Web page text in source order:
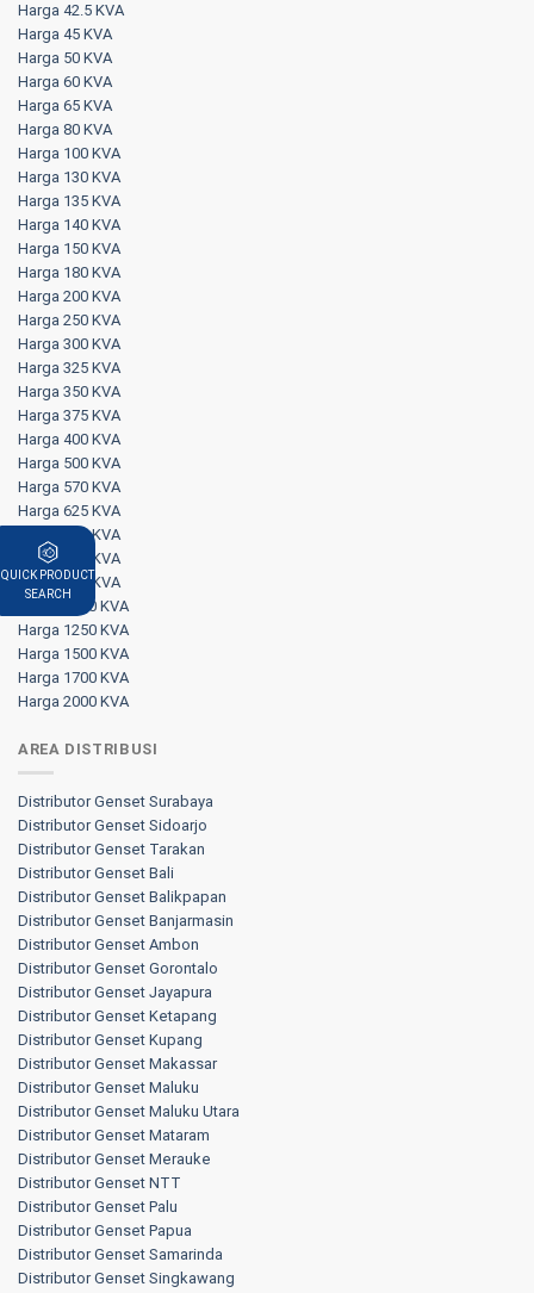
Harga 42.5 KVA
Harga 45 KVA
Harga 50 KVA
Harga 60 KVA
Harga 65 KVA
Harga 80 KVA
Harga 100 KVA
Harga 130 KVA
Harga 135 KVA
Harga 140 KVA
Harga 150 KVA
Harga 180 KVA
Harga 200 KVA
Harga 250 KVA
Harga 300 KVA
Harga 325 KVA
Harga 350 KVA
Harga 375 KVA
Harga 400 KVA
Harga 500 KVA
Harga 570 KVA
Harga 625 KVA
Harga 650 KVA
Harga 750 KVA
Harga 800 KVA
Harga 1000 KVA
Harga 1250 KVA
Harga 1500 KVA
Harga 1700 KVA
Harga 2000 KVA
AREA DISTRIBUSI
Distributor Genset Surabaya
Distributor Genset Sidoarjo
Distributor Genset Tarakan
Distributor Genset Bali
Distributor Genset Balikpapan
Distributor Genset Banjarmasin
Distributor Genset Ambon
Distributor Genset Gorontalo
Distributor Genset Jayapura
Distributor Genset Ketapang
Distributor Genset Kupang
Distributor Genset Makassar
Distributor Genset Maluku
Distributor Genset Maluku Utara
Distributor Genset Mataram
Distributor Genset Merauke
Distributor Genset NTT
Distributor Genset Palu
Distributor Genset Papua
Distributor Genset Samarinda
Distributor Genset Singkawang
QUICK PRODUCT
SEARCH